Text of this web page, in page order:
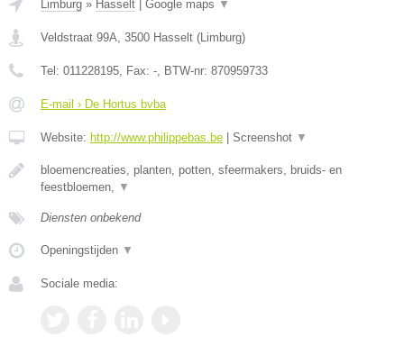
Limburg » Hasselt Google maps ▼
Veldstraat 99A, 3500 Hasselt (Limburg)
Tel: 011228195, Fax: -, BTW-nr: 870959733
E-mail › De Hortus bvba
Website: http://www.philippebas.be Screenshot ▼
bloemencreaties, planten, potten, sfeermakers, bruids- en
feestbloemen, ▼
Diensten onbekend
Openingstijden ▼
Sociale media: